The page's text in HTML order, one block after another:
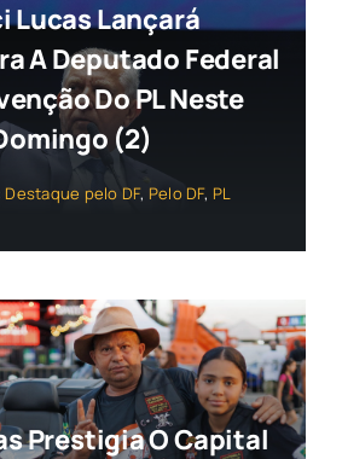
Lucas Lançará
A Deputado Federal
Do PL Neste
(2)
Destaque pelo DF, Pelo DF, PL
Prestigia O Capital